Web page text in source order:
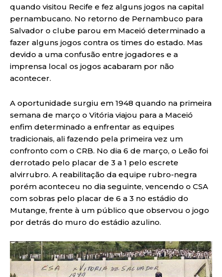
quando visitou Recife e fez alguns jogos na capital
pernambucano. No retorno de Pernambuco para
Salvador o clube parou em Maceió determinado a
fazer alguns jogos contra os times do estado. Mas
devido a uma confusão entre jogadores e a
imprensa local os jogos acabaram por não
acontecer.
A oportunidade surgiu em 1948 quando na primeira
semana de março o Vitória viajou para a Maceió
enfim determinado a enfrentar as equipes
tradicionais, ali fazendo pela primeira vez um
confronto com o CRB. No dia 6 de março, o Leão foi
derrotado pelo placar de 3 a 1 pelo escrete
alvirrubro. A reabilitação da equipe rubro-negra
porém aconteceu no dia seguinte, vencendo o CSA
com sobras pelo placar de 6 a 3 no estádio do
Mutange, frente à um público que observou o jogo
por detrás do muro do estádio azulino.